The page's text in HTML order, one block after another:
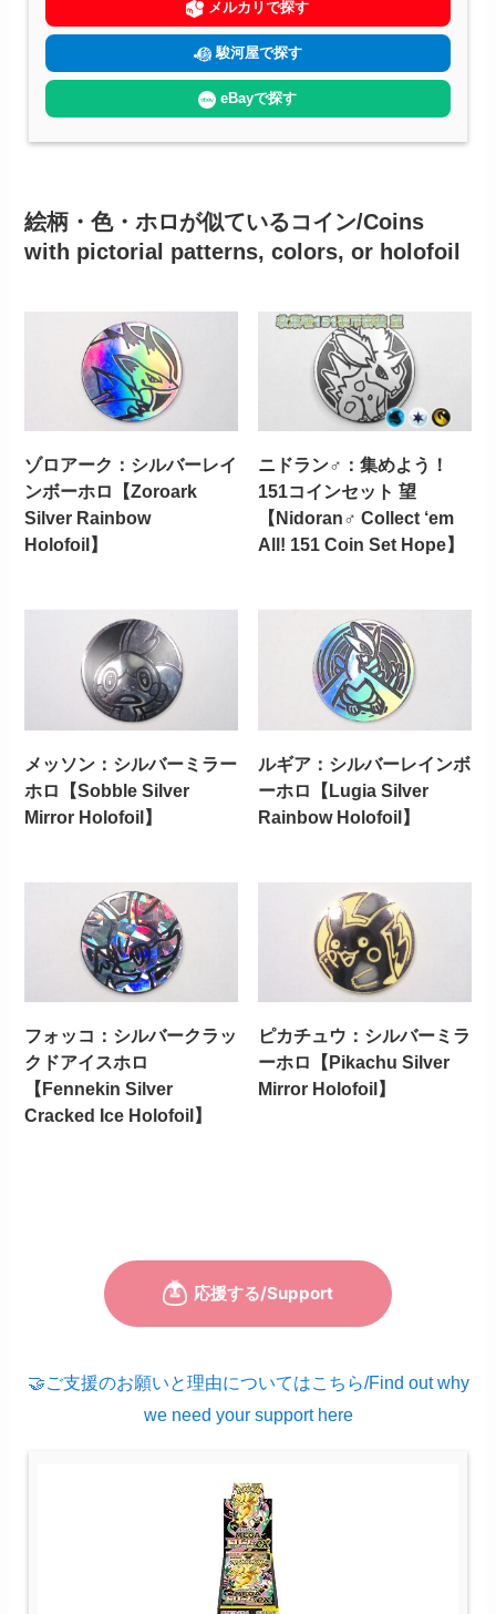
メルカリで探す
駿河屋で探す
eBayで探す
絵柄・色・ホロが似ているコイン/Coins
with pictorial patterns, colors, or holofoil
ゾロアーク：シルバーレイ
ンボーホロ【Zoroark
Silver Rainbow
Holofoil】
ニドラン♂：集めよう！
151コインセット 望
【Nidoran♂ Collect ‘em
All! 151 Coin Set Hope】
メッソン：シルバーミラー
ホロ【Sobble Silver
Mirror Holofoil】
ルギア：シルバーレインボ
ーホロ【Lugia Silver
Rainbow Holofoil】
フォッコ：シルバークラッ
クドアイスホロ
【Fennekin Silver
Cracked Ice Holofoil】
ピカチュウ：シルバーミラ
ーホロ【Pikachu Silver
Mirror Holofoil】
🤝ご支援のお願いと理由についてはこちら/Find out why
we need your support here